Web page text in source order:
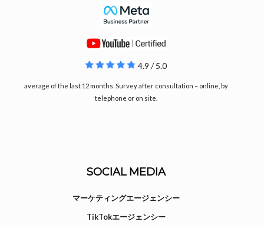
4.9 / 5.0
average of the last 12 months. Survey after consultation – online, by
telephone or on site.
SOCIAL MEDIA
マーケティングエージェンシー
TikTokエージェンシー